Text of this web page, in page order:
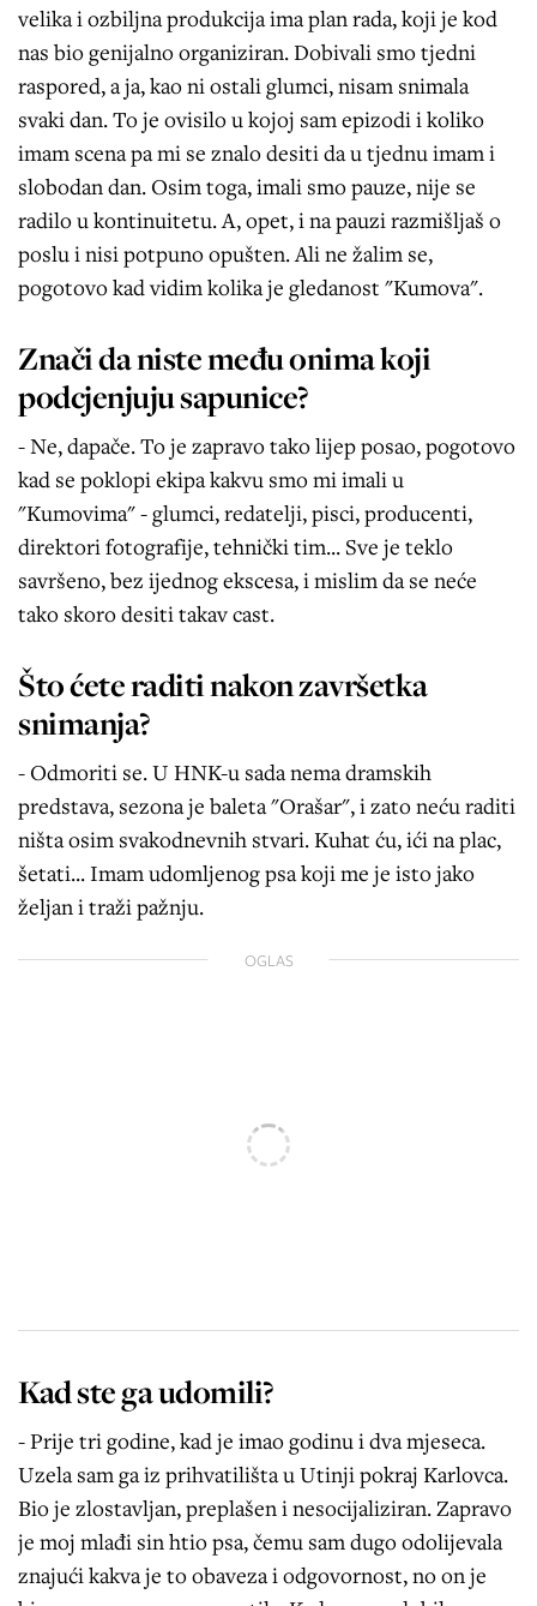
velika i ozbiljna produkcija ima plan rada, koji je kod
nas bio genijalno organiziran. Dobivali smo tjedni
raspored, a ja, kao ni ostali glumci, nisam snimala
svaki dan. To je ovisilo u kojoj sam epizodi i koliko
imam scena pa mi se znalo desiti da u tjednu imam i
slobodan dan. Osim toga, imali smo pauze, nije se
radilo u kontinuitetu. A, opet, i na pauzi razmišljaš o
poslu i nisi potpuno opušten. Ali ne žalim se,
pogotovo kad vidim kolika je gledanost "Kumova".
Znači da niste među onima koji
podcjenjuju sapunice?
- Ne, dapače. To je zapravo tako lijep posao, pogotovo
kad se poklopi ekipa kakvu smo mi imali u
"Kumovima" - glumci, redatelji, pisci, producenti,
direktori fotografije, tehnički tim... Sve je teklo
savršeno, bez ijednog ekscesa, i mislim da se neće
tako skoro desiti takav cast.
Što ćete raditi nakon završetka
snimanja?
- Odmoriti se. U HNK-u sada nema dramskih
predstava, sezona je baleta "Orašar", i zato neću raditi
ništa osim svakodnevnih stvari. Kuhat ću, ići na plac,
šetati... Imam udomljenog psa koji me je isto jako
željan i traži pažnju.
OGLAS
Kad ste ga udomili?
- Prije tri godine, kad je imao godinu i dva mjeseca.
Uzela sam ga iz prihvatilišta u Utinji pokraj Karlovca.
Bio je zlostavljan, preplašen i nesocijaliziran. Zapravo
je moj mlađi sin htio psa, čemu sam dugo odolijevala
znajući kakva je to obaveza i odgovornost, no on je